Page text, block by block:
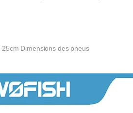
Dimensions des pneus